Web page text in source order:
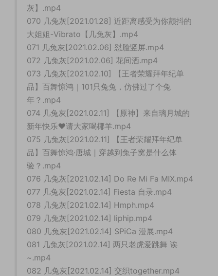
灰】.mp4
070 几兔灰[2021.01.28] 近距离感受为你颤抖的
大姐姐-Vibrato【几兔灰】.mp4
071 几兔灰[2021.02.06] 怼脸竖屏.mp4
072 几兔灰[2021.02.06] 花间酒.mp4
073 几兔灰[2021.02.10] 【王者荣耀拜年纪单
品】百舞惊鸿｜101只兔兔，仿佛过了个兔
年？.mp4
074 几兔灰[2021.02.11] 【原神】来自璃月城的
新年快乐️♥请大家喝椰羊.mp4
075 几兔灰[2021.02.11] 【王者荣耀拜年纪单
品】百舞惊鸿·唐城｜穿越到兔子窝是什么体
验？.mp4
076 几兔灰[2021.02.14] Do Re Mi Fa MIX.mp4
077 几兔灰[2021.02.14] Fiesta 自录.mp4
078 几兔灰[2021.02.14] Hmph.mp4
079 几兔灰[2021.02.14] liphip.mp4
080 几兔灰[2021.02.14] SPiCa 漫展.mp4
081 几兔灰[2021.02.14] 两只老虎爱跳舞 诶
~.mp4
082 几兔灰[2021.02.14] 交织together.mp4